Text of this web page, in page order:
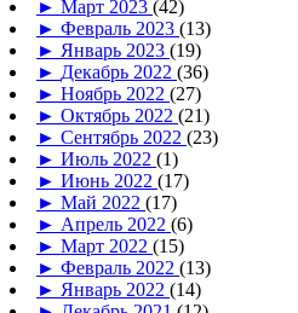
► Март 2023 (42)
► Февраль 2023 (13)
► Январь 2023 (19)
► Декабрь 2022 (36)
► Ноябрь 2022 (27)
► Октябрь 2022 (21)
► Сентябрь 2022 (23)
► Июль 2022 (1)
► Июнь 2022 (17)
► Май 2022 (17)
► Апрель 2022 (6)
► Март 2022 (15)
► Февраль 2022 (13)
► Январь 2022 (14)